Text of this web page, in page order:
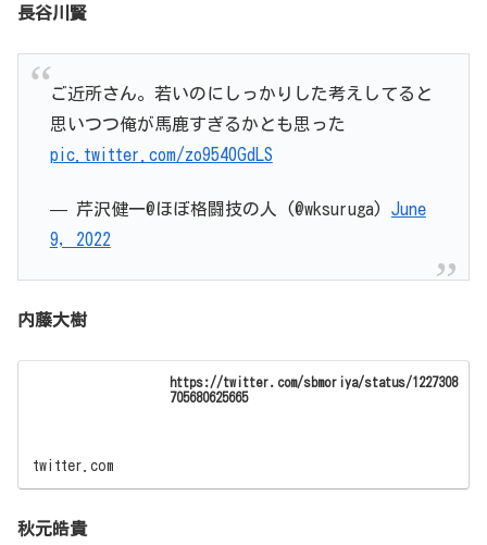
長谷川賢
ご近所さん。若いのにしっかりした考えしてると
思いつつ俺が馬鹿すぎるかとも思った
pic.twitter.com/zo9540GdLS
— 芹沢健一@ほぼ格闘技の人 (@wksuruga) June
9, 2022
内藤大樹
https://twitter.com/sbmoriya/status/1227308
705680625665
twitter.com
秋元皓貴